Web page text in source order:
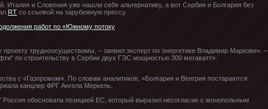
и Словения уже нашли себе альтернативу, а вот Сербия и Болгария без
RT со ссылкой на зарубежную прессу.
трудноосуществимы, – заявил эксперт по энергетике Владимир Маркович. –
по строительству в Сербии двух ГЭС мощностью 300 мегаватт».
с «Газпромом». По словам аналитиков, «Болгария и Венгрия постараются
канцлер ФРГ Ангела Меркель.
обосновала позицией ЕС, который выразил несогласие с монопольным